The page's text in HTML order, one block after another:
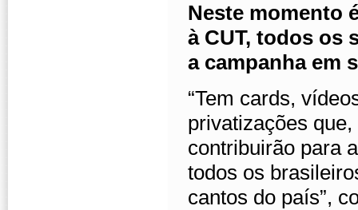
Neste momento
à CUT, todos os
a campanha em
“Tem cards,
privatizações
contribuirão para
todos os
cantos do país”,